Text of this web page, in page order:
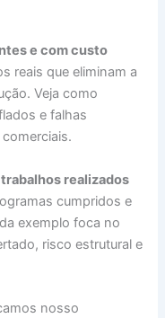
e com custo
reais que eliminam a
Veja como
e falhas
trabalhos realizados
cumpridos e
exemplo foca no
risco estrutural e
nosso